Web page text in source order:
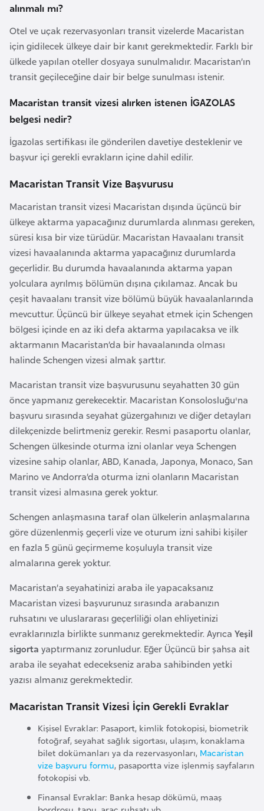
alınmalı mı?
Otel ve uçak rezervasyonları transit vizelerde Macaristan
için gidilecek ülkeye dair bir kanıt gerekmektedir. Farklı bir
ülkede yapılan oteller dosyaya sunulmalıdır. Macaristan’ın
transit geçileceğine dair bir belge sunulması istenir.
Macaristan transit vizesi alırken istenen İGAZOLAS
belgesi nedir?
İgazolas sertifikası ile gönderilen davetiye desteklenir ve
başvur içi gerekli evrakların içine dahil edilir.
Macaristan Transit Vize Başvurusu
Macaristan transit vizesi Macaristan dışında üçüncü bir
ülkeye aktarma yapacağınız durumlarda alınması gereken,
süresi kısa bir vize türüdür. Macaristan Havaalanı transit
vizesi havaalanında aktarma yapacağınız durumlarda
geçerlidir. Bu durumda havaalanında aktarma yapan
yolculara ayrılmış bölümün dışına çıkılamaz. Ancak bu
çeşit havaalanı transit vize bölümü büyük havaalanlarında
mevcuttur. Üçüncü bir ülkeye seyahat etmek için Schengen
bölgesi içinde en az iki defa aktarma yapılacaksa ve ilk
aktarmanın Macaristan’da bir havaalanında olması
halinde Schengen vizesi almak şarttır.
Macaristan transit vize başvurusunu seyahatten 30 gün
önce yapmanız gerekecektir. Macaristan Konsolosluğu'na
başvuru sırasında seyahat güzergahınızı ve diğer detayları
dilekçenizde belirtmeniz gerekir. Resmi pasaportu olanlar,
Schengen ülkesinde oturma izni olanlar veya Schengen
vizesine sahip olanlar, ABD, Kanada, Japonya, Monaco, San
Marino ve Andorra’da oturma izni olanların Macaristan
transit vizesi almasına gerek yoktur.
Schengen anlaşmasına taraf olan ülkelerin anlaşmalarına
göre düzenlenmiş geçerli vize ve oturum izni sahibi kişiler
en fazla 5 günü geçirmeme koşuluyla transit vize
almalarına gerek yoktur.
Macaristan’a seyahatinizi araba ile yapacaksanız
Macaristan vizesi başvurunuz sırasında arabanızın
ruhsatını ve uluslararası geçerliliği olan ehliyetinizi
evraklarınızla birlikte sunmanız gerekmektedir. Ayrıca Yeşil
sigorta yaptırmanız zorunludur. Eğer Üçüncü bir şahsa ait
araba ile seyahat edecekseniz araba sahibinden yetki
yazısı almanız gerekmektedir.
Macaristan Transit Vizesi İçin Gerekli Evraklar
Kişisel Evraklar: Pasaport, kimlik fotokopisi, biometrik
fotoğraf, seyahat sağlık sigortası, ulaşım, konaklama
bilet dokümanları ya da rezervasyonları, Macaristan
vize başvuru formu, pasaportta vize işlenmiş sayfaların
fotokopisi vb.
Finansal Evraklar: Banka hesap dökümü, maaş
a
r
u
s
B
e
l
ç
k
a
B
e
n
i
n
B
o
s
n
a
H
e
r
s
e
k
B
u
g
a
r
i
s
t
a
n
B